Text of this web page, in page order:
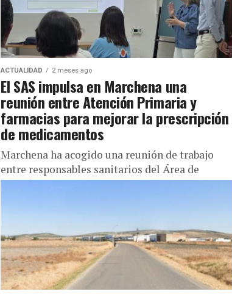
ACTUALIDAD 2 meses ago
El SAS impulsa en Marchena una
reunión entre Atención Primaria y
farmacias para mejorar la prescripción
de medicamentos
Marchena ha acogido una reunión de trabajo
entre responsables sanitarios del Área de
Gestión Sanitaria de Osuna, representantes del